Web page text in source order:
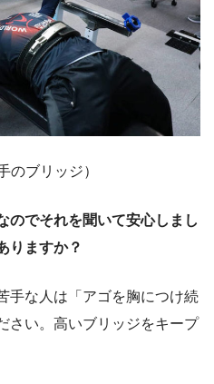
のブリッジ）
のでそれを聞いて安心しまし
りますか？
手な人は「アゴを胸につけ続
さい。高いブリッジをキープ